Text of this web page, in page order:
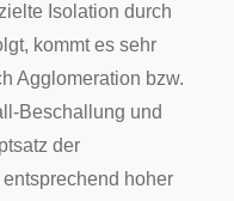
Isolation durch
kommt es sehr
Agglomeration bzw.
-Beschallung und
der
hoher